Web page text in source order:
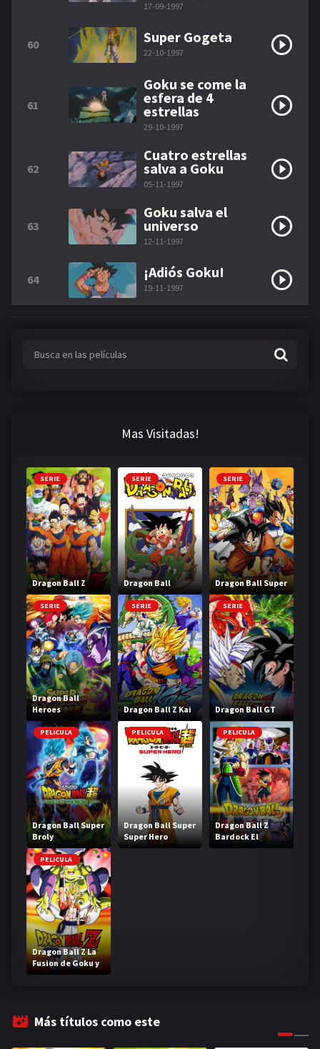
17-09-1997
60 Super Gogeta
22-10-1997
61
Goku se come la
esfera de 4
estrellas
29-10-1997
62
Cuatro estrellas
salva a Goku
05-11-1997
63
Goku salva el
universo
12-11-1997
64 ¡Adiós Goku!
19-11-1997
Mas Visitadas!
SERIE
Dragon Ball Z
SERIE
Dragon Ball
SERIE
Dragon Ball Super
SERIE
Dragon Ball
Heroes
SERIE
Dragon Ball Z Kai
SERIE
Dragon Ball GT
PELICULA
Dragon Ball Super
Broly
PELICULA
Dragon Ball Super
Super Hero
PELICULA
Dragon Ball Z
Bardock El
legendario Super
PELICULA
Dragon Ball Z La
Fusion de Goku y
Vegeta
Más títulos como este